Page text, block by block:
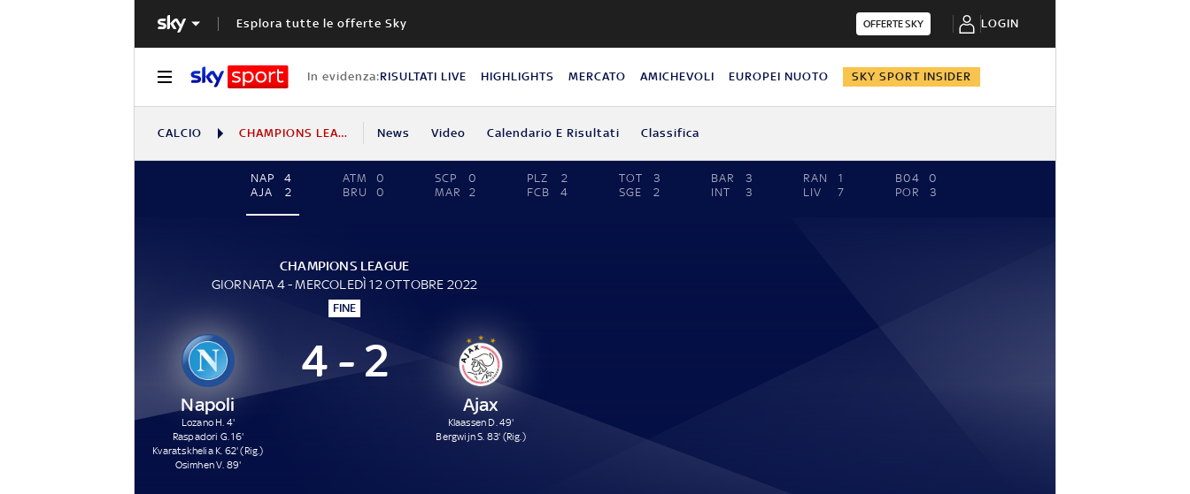
Esplora tutte le offerte Sky OFFERTE SKY LOGIN
In evidenza:RISULTATI LIVE HIGHLIGHTS MERCATO AMICHEVOLI EUROPEI NUOTO SKY SPORT INSIDER
CALCIO CHAMPIONS LEAGUE News Video Calendario E Risultati Classifica
NAP
4
AJA
2
ATM
0
BRU
0
SCP
0
MAR
2
PLZ
2
FCB
4
TOT
3
SGE
2
BAR
3
INT
3
RAN
1
LIV
7
B04
0
POR
3
CHAMPIONS LEAGUE
GIORNATA 4 - MERCOLEDÌ 12 OTTOBRE 2022
FINE
Napoli
Lozano H. 4'
Raspadori G. 16'
Kvaratskhelia K. 62' (Rig.)
Osimhen V. 89'
4 - 2
Ajax
Klaassen D. 49'
Bergwijn S. 83' (Rig.)